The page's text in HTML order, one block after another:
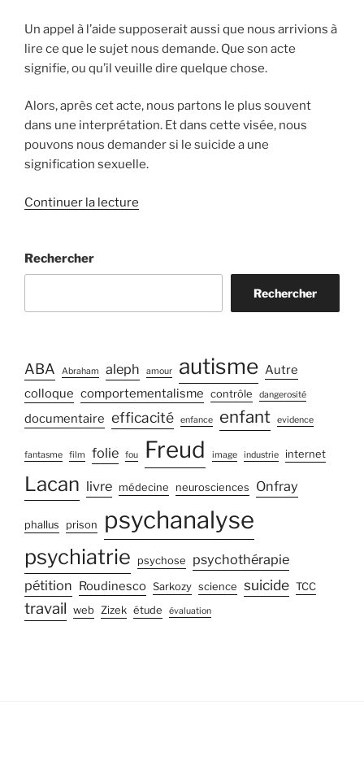
Un appel à l’aide supposerait aussi que nous arrivions à
lire ce que le sujet nous demande. Que son acte
signifie, ou qu’il veuille dire quelque chose.
Alors, après cet acte, nous partons le plus souvent
dans une interprétation. Et dans cette visée, nous
pouvons nous demander si le suicide a une
signification sexuelle.
Continuer la lecture
du
Rechercher
Rechercher
ABA Abraham aleph amour autisme Autre
colloque comportementalisme contrôle dangerosité
documentaire efficacité enfance enfant evidence
fantasme film folie fou Freud image industrie internet
Lacan livre médecine neurosciences Onfray
phallus prison psychanalyse
psychiatrie psychose
psychothérapie
pétition Roudinesco Sarkozy science suicide TCC
travail web Zizek étude évaluation